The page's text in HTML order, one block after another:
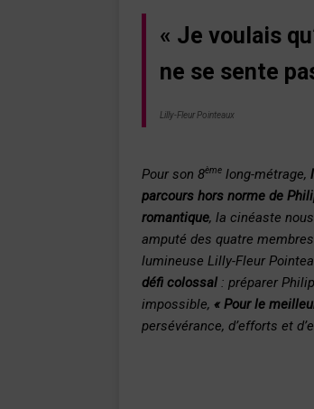
« Je voulais
ne se sente
Lilly-Fleur Pointeaux
Pour son 8ème long-métrage,
parcours hors norme de
romantique, la cinéaste
amputé des quatre
lumineuse Lilly-Fleur
défi colossal : préparer
impossible, « Pour le
persévérance, d’efforts et